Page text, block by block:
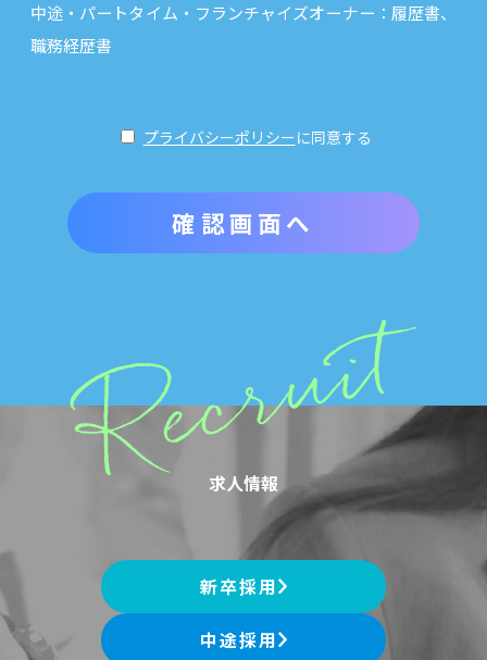
中途・パートタイム・フランチャイズオーナー：履歴書、
職務経歴書
プライバシーポリシー に同意する
求人情報
新卒採用
中途採用